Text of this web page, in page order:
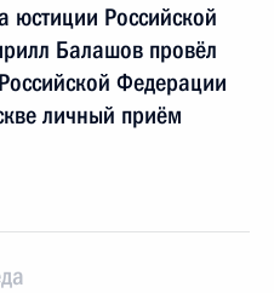
юстиции Российской
Балашов провёл
Федерации
личный приём